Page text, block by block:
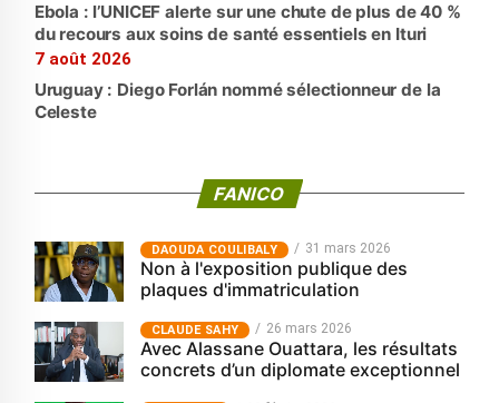
Ebola : l’UNICEF alerte sur une chute de plus de 40 %
du recours aux soins de santé essentiels en Ituri
7 août 2026
Uruguay : Diego Forlán nommé sélectionneur de la
Celeste
FANICO
‎DAOUDA COULIBALY 31 mars 2026
Non à l'exposition publique des
plaques d'immatriculation
CLAUDE SAHY 26 mars 2026
Avec Alassane Ouattara, les résultats
concrets d’un diplomate exceptionnel